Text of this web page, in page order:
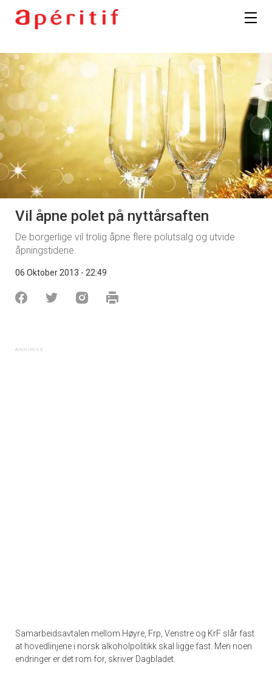
Vil åpne polet på nyttårsaften
De borgerlige vil trolig åpne flere polutsalg og utvide
åpningstidene.
06 Oktober 2013 - 22:49
Samarbeidsavtalen mellom Høyre, Frp, Venstre og KrF slår fast
at hovedlinjene i norsk alkoholpolitikk skal ligge fast. Men noen
endringer er det rom for, skriver Dagbladet.